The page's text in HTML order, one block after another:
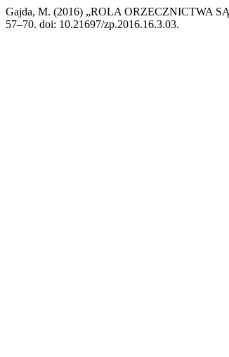
Gajda, M. (2016) „ROLA ORZECZNICTWA
57–70. doi: 10.21697/zp.2016.16.3.03.